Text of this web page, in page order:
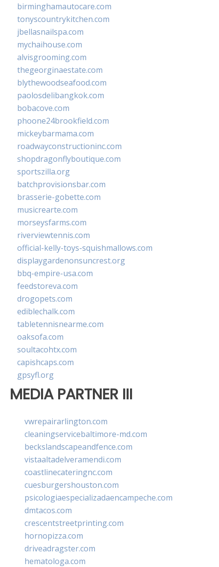
birminghamautocare.com
tonyscountrykitchen.com
jbellasnailspa.com
mychaihouse.com
alvisgrooming.com
thegeorginaestate.com
blythewoodseafood.com
paolosdelibangkok.com
bobacove.com
phoone24brookfield.com
mickeybarmama.com
roadwayconstructioninc.com
shopdragonflyboutique.com
sportszilla.org
batchprovisionsbar.com
brasserie-gobette.com
musicrearte.com
morseysfarms.com
riverviewtennis.com
official-kelly-toys-squishmallows.com
displaygardenonsuncrest.org
bbq-empire-usa.com
feedstoreva.com
drogopets.com
ediblechalk.com
tabletennisnearme.com
oaksofa.com
soultacohtx.com
capishcaps.com
gpsyfl.org
MEDIA PARTNER III
vwrepairarlington.com
cleaningservicebaltimore-md.com
beckslandscapeandfence.com
vistaaltadelveramendi.com
coastlinecateringnc.com
cuesburgershouston.com
psicologiaespecializadaencampeche.com
dmtacos.com
crescentstreetprinting.com
hornopizza.com
driveadragster.com
hematologa.com